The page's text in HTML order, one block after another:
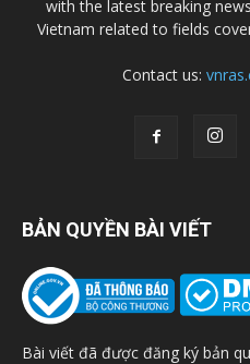
with the latest breaking
Vietnam related to fields
Contact us:
BẢN QUYỀN BÀI VIẾT
Bài viết đã được đăng ký bản